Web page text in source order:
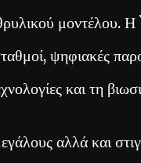
μοντέλου. Η
ψηφιακές
και τη
αλλά και